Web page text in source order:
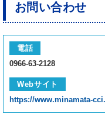
お問い合わせ
電話
0966-63-2128
Webサイト
https://www.minamata-